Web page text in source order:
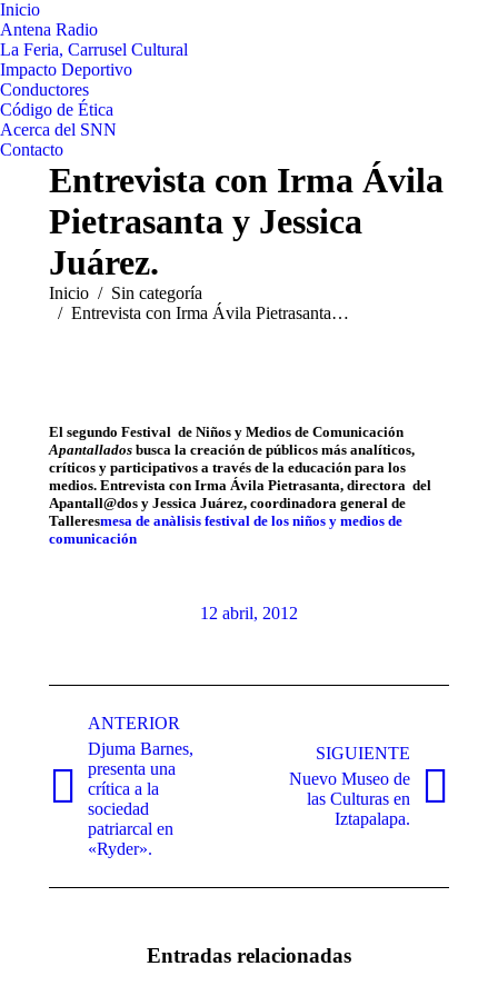
Inicio
Antena Radio
La Feria, Carrusel Cultural
Impacto Deportivo
Conductores
Código de Ética
Acerca del SNN
Contacto
Entrevista con Irma Ávila
Pietrasanta y Jessica
Juárez.
Estás aquí:
Inicio
Sin categoría
Entrevista con Irma Ávila Pietrasanta…
El segundo Festival de Niños y Medios de Comunicación
Apantallados busca la creación de públicos más analíticos,
críticos y participativos a través de la educación para los
medios. Entrevista con Irma Ávila Pietrasanta, directora del
Apantall@dos y Jessica Juárez, coordinadora general de
Talleresmesa de anàlisis festival de los niños y medios de
comunicación
12 abril, 2012
entre
publicaciones
ANTERIOR
Publicación
anterior:
Djuma Barnes,
presenta una
crítica a la
sociedad
patriarcal en
«Ryder».
SIGUIENTE
Publicación
siguiente:
Nuevo Museo de
las Culturas en
Iztapalapa.
Entradas relacionadas